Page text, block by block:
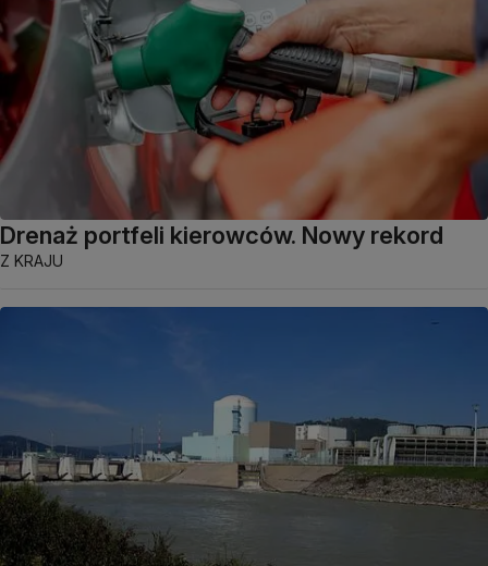
Drenaż portfeli kierowców. Nowy rekord
Z KRAJU